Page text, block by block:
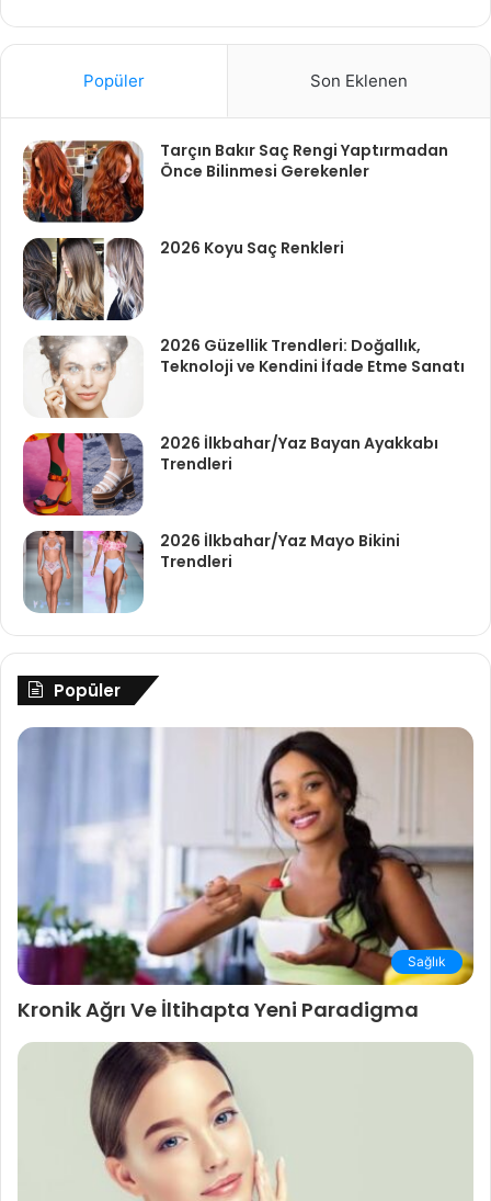
Popüler Son Eklenen
Tarçın Bakır Saç Rengi Yaptırmadan
Önce Bilinmesi Gerekenler
2026 Koyu Saç Renkleri
2026 Güzellik Trendleri: Doğallık,
Teknoloji ve Kendini İfade Etme Sanatı
2026 İlkbahar/Yaz Bayan Ayakkabı
Trendleri
2026 İlkbahar/Yaz Mayo Bikini
Trendleri
Popüler
Sağlık
Kronik Ağrı Ve İltihapta Yeni Paradigma